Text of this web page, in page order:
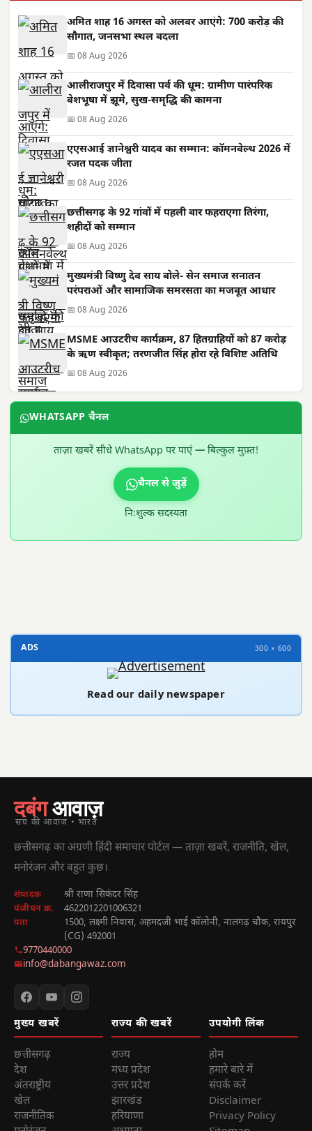
अमित शाह 16 अगस्त को अलवर आएंगे: 700 करोड़ की
सौगात, जनसभा स्थल बदला
📅 08 Aug 2026
आलीराजपुर में दिवासा पर्व की धूम: ग्रामीण पारंपरिक
वेशभूषा में झूमे, सुख-समृद्धि की कामना
📅 08 Aug 2026
एएसआई ज्ञानेश्वरी यादव का सम्मान: कॉमनवेल्थ 2026 में
रजत पदक जीता
📅 08 Aug 2026
छत्तीसगढ़ के 92 गांवों में पहली बार फहराएगा तिरंगा,
शहीदों को सम्मान
📅 08 Aug 2026
मुख्यमंत्री विष्णु देव साय बोले- सेन समाज सनातन
परंपराओं और सामाजिक समरसता का मजबूत आधार
📅 08 Aug 2026
MSME आउटरीच कार्यक्रम, 87 हितग्राहियों को 87 करोड़
के ऋण स्वीकृत; तरणजीत सिंह होरा रहे विशिष्ट अतिथि
📅 08 Aug 2026
WHATSAPP चैनल
ताज़ा खबरें सीधे WhatsApp पर पाएं — बिल्कुल मुफ़्त!
चैनल से जुड़ें
निःशुल्क सदस्यता
ADS 300 × 600
Read our daily newspaper
दबंगआवाज़
सच की आवाज़ • भारत
छत्तीसगढ़ का अग्रणी हिंदी समाचार पोर्टल — ताज़ा खबरें, राजनीति, खेल,
मनोरंजन और बहुत कुछ।
संपादक श्री राणा सिकंदर सिंह
पंजीयन क्र. 4622012201006321
पता
1500, लक्ष्मी निवास, अहमदजी भाई कॉलोनी, नालगढ़ चौक, रायपुर
(CG) 492001
9770440000
info@dabangawaz.com
मुख्य खबरें
छत्तीसगढ़
देश
अंतराष्ट्रीय
खेल
राजनीतिक
राज्य की खबरें
राज्य
मध्य प्रदेश
उत्तर प्रदेश
झारखंड
हरियाणा
उपयोगी लिंक
होम
हमारे बारे में
संपर्क करें
Disclaimer
Privacy Policy